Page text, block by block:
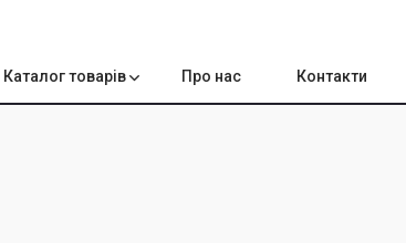
Каталог товарів Про нас Контакти